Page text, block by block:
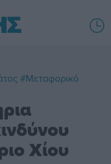
#Μεταφορικό
Χίου